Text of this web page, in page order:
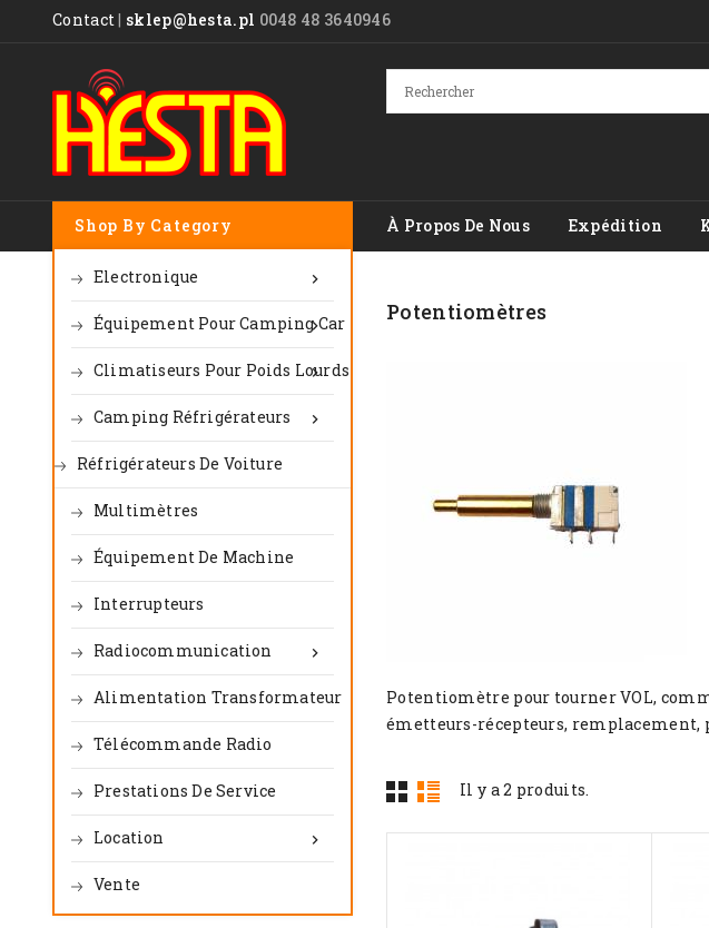
Contact| sklep@hesta.pl 0048 48 3640946
À Propos De Nous Expédition
Shop By Category

Electronique

Équipement Pour Camping Car

Climatiseurs Pour Poids Lourds

Camping Réfrigérateurs
Réfrigérateurs De Voiture
Multimètres
Équipement De Machine
Interrupteurs

Radiocommunication
Alimentation Transformateur
Télécommande Radio
Prestations De Service

Location
Vente
Potentiomètres
Potentiomètre pour tourner VOL,
émetteurs-récepteurs, remplacement,
Il y a 2 produits.